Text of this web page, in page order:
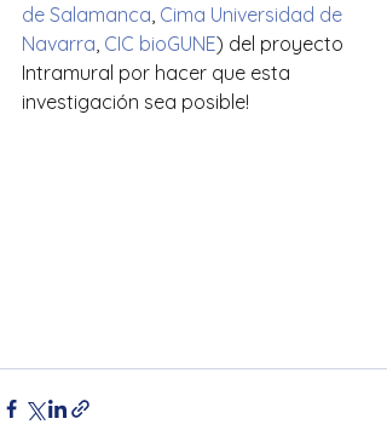
de Salamanca, Cima Universidad de
Navarra, CIC bioGUNE) del proyecto
Intramural por hacer que esta
investigación sea posible!